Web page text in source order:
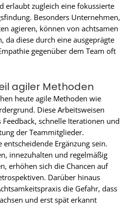
erlaubt zugleich eine fokussierte
Besonders Unternehmen,
agieren, können von achtsamen
da diese durch eine ausgeprägte
gegenüber dem Team oft
agiler Methoden
heute agile Methoden wie
Diese Arbeitsweisen
schnelle Iterationen und
der Teammitglieder.
Ergänzung sein.
innezuhalten und regelmäßig
erhöhen sich die Chancen auf
Darüber hinaus
die Gefahr, dass
und erst spät erkannt